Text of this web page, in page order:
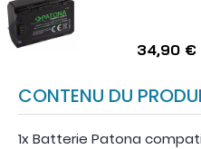
34,90 €
CONTENU DU
1x Batterie Patona